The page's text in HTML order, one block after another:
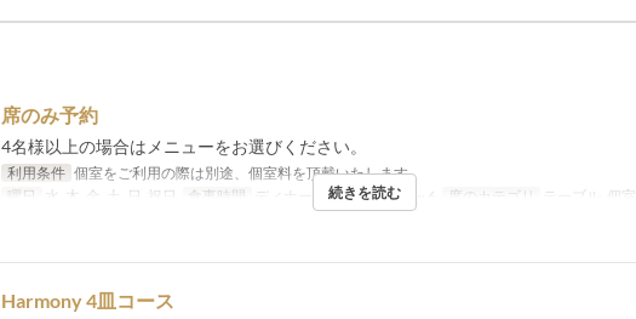
席のみ予約
4名様以上の場合はメニューをお選びください。
利用条件 個室をご利用の際は別途、個室料を頂戴いたします。
曜日
水, 木, 金, 土, 日, 祝日 食事時間 ディナー 注文数制限 1 ~ 6 席のカテゴリ テーブル, 個室
続きを読む
Harmony 4皿コース